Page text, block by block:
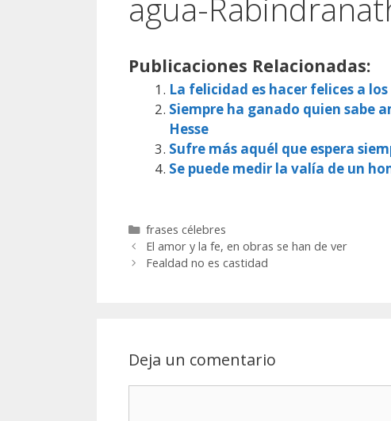
agua-
Publicaciones Relacionadas:
La felicidad es hacer felices a
Siempre ha ganado quien sabe
Hesse
Sufre más aquél que espera
Se puede medir la valía de un
Categorías
frases célebres
El amor y la fe, en obras se han de ver
Fealdad no es castidad
Deja un comentario